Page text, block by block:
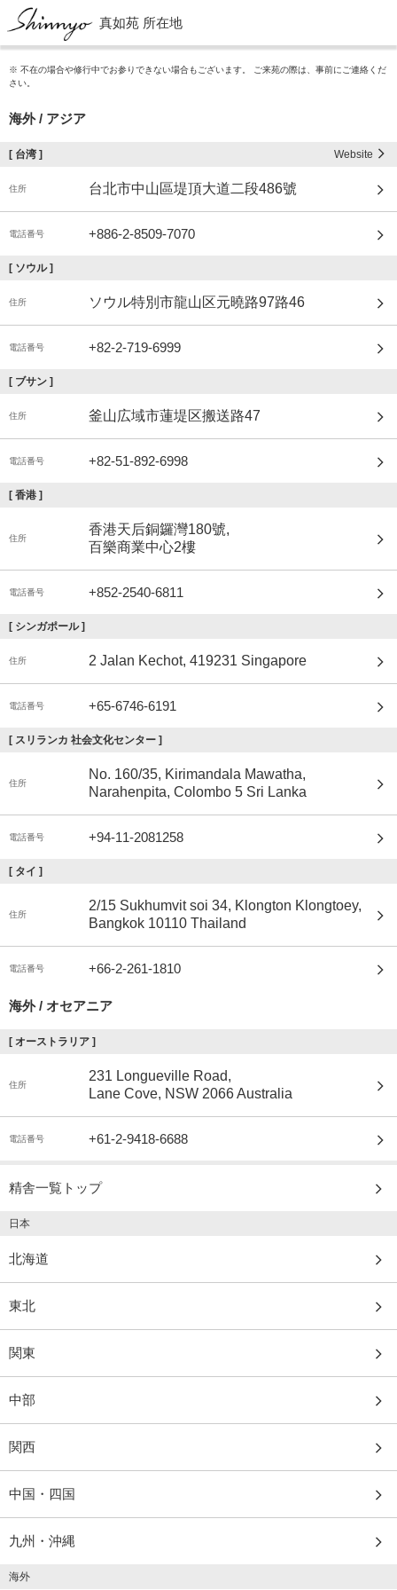
真如苑 所在地
※ 不在の場合や修行中でお参りできない場合もございます。 ご来苑の際は、事前にご連絡くだ
さい。
海外 / アジア
[ 台湾 ] Website
住所 台北市中山區堤頂大道二段486號
電話番号 +886-2-8509-7070
[ ソウル]
住所 ソウル特別市龍山区元曉路97路46
電話番号 +82-2-719-6999
[ ブサン ]
住所 釜山広域市蓮堤区搬送路47
電話番号 +82-51-892-6998
[ 香港 ]
住所
香港天后銅鑼灣180號,
百樂商業中心2樓
電話番号 +852-2540-6811
[ シンガポール]
住所 2 Jalan Kechot, 419231 Singapore
電話番号 +65-6746-6191
[ スリランカ 社会文化センター ]
住所
No. 160/35, Kirimandala Mawatha,
Narahenpita, Colombo 5 Sri Lanka
電話番号 +94-11-2081258
[ タイ ]
住所
2/15 Sukhumvit soi 34, Klongton Klongtoey,
Bangkok 10110 Thailand
電話番号 +66-2-261-1810
海外 / オセアニア
[ オーストラリア ]
住所
231 Longueville Road,
Lane Cove, NSW 2066 Australia
電話番号 +61-2-9418-6688
精舎一覧トップ
日本
北海道
東北
関東
中部
関西
中国・四国
九州・沖縄
海外